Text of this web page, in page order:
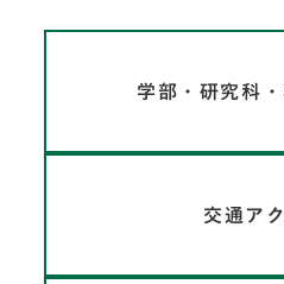
学部・研究科
交通ア